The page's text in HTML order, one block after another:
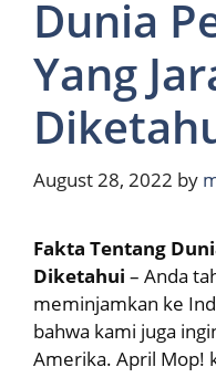
Dunia
Yang
August 28, 2022 by
Fakta Tentang
Diketahui – Anda
meminjamkan ke
bahwa kami juga
Amerika. April Mop!